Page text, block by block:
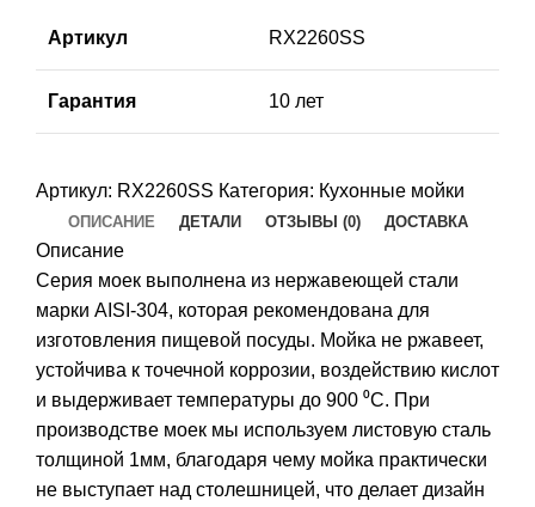
Артикул RX2260SS
Гарантия 10 лет
Артикул: RX2260SS Категория: Кухонные мойки
ОПИСАНИЕ ДЕТАЛИ ОТЗЫВЫ (0) ДОСТАВКА
Описание
Серия моек выполнена из нержавеющей стали
марки AISI-304, которая рекомендована для
изготовления пищевой посуды. Мойка не ржавеет,
устойчива к точечной коррозии, воздействию кислот
и выдерживает температуры до 900 ⁰С. При
производстве моек мы используем листовую сталь
толщиной 1мм, благодаря чему мойка практически
не выступает над столешницей, что делает дизайн